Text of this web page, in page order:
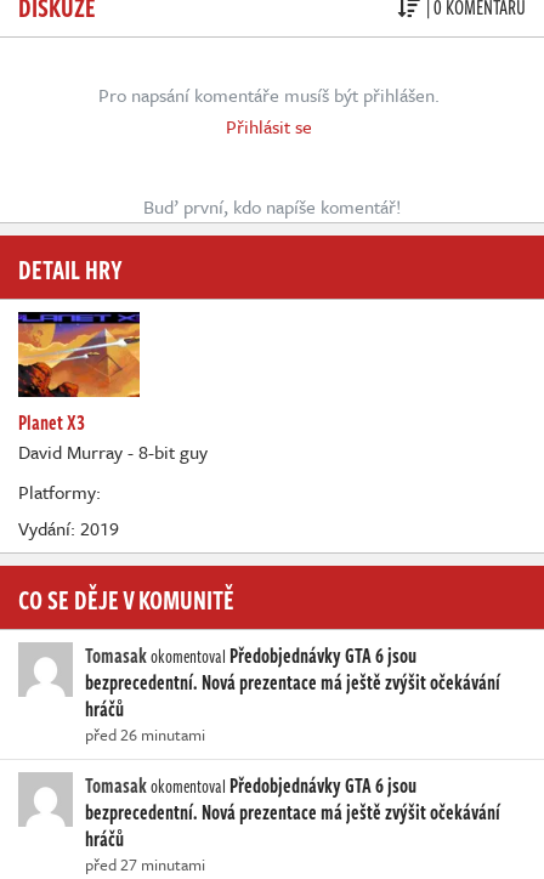
| 0 KOMENTÁŘŮ
Pro napsání komentáře musíš být přihlášen.
Přihlásit se
Buď první, kdo napíše komentář!
DETAIL HRY
Planet X3
David Murray - 8-bit guy
Platformy:
Vydání: 2019
CO SE DĚJE V KOMUNITĚ
Tomasakokomentoval Předobjednávky GTA 6 jsou
bezprecedentní. Nová prezentace má ještě zvýšit očekávání
hráčů
před 26 minutami
Tomasakokomentoval Předobjednávky GTA 6 jsou
bezprecedentní. Nová prezentace má ještě zvýšit očekávání
hráčů
před 27 minutami